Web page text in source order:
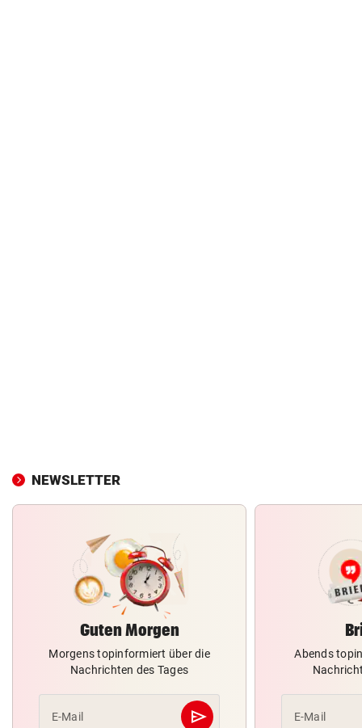
NEWSLETTER
Guten Morgen
Morgens topinformiert über die
Nachrichten des Tages
E-Mail send
Abschicken
Abends
E-Mail